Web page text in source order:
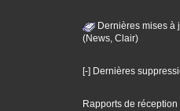
Dernières mises à
(News, Clair)
[-] Dernières
Rapports de réception